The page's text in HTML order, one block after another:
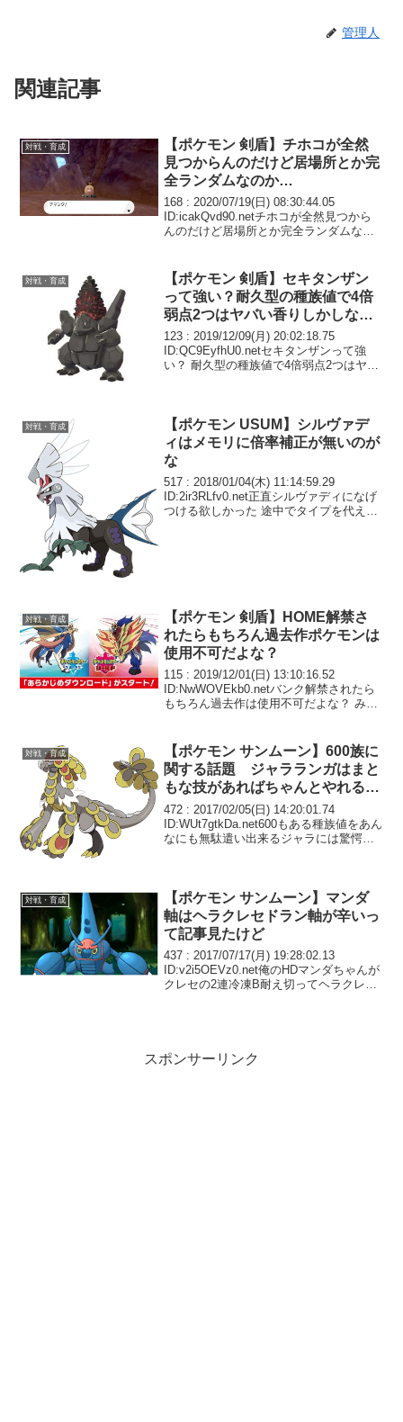
管理人
関連記事
対戦・育成
【ポケモン 剣盾】チホコが全然
見つからんのだけど居場所とか完
全ランダムなのか…
168 : 2020/07/19(日) 08:30:44.05
ID:icakQvd90.netチホコが全然見つから
んのだけど居場所とか完全ランダムなの
対戦・育成
【ポケモン 剣盾】セキタンザン
って強い？耐久型の種族値で4倍
弱点2つはヤバい香りしかしない
けど
123 : 2019/12/09(月) 20:02:18.75
ID:QC9EyfhU0.netセキタンザンって強
い？ 耐久型の種族値で4倍弱点2つはヤバ
対戦・育成
【ポケモン USUM】シルヴァデ
ィはメモリに倍率補正が無いのが
な
517 : 2018/01/04(木) 11:14:59.29
ID:2ir3RLfv0.net正直シルヴァディになげ
つける欲しかった 途中でタイプを代える
対戦・育成
【ポケモン 剣盾】HOME解禁さ
れたらもちろん過去作ポケモンは
使用不可だよな？
115 : 2019/12/01(日) 13:10:16.52
ID:NwWOVEkb0.netバンク解禁されたら
もちろん過去作は使用不可だよな？ みが
対戦・育成
【ポケモン サンムーン】600族に
関する話題 ジャラランガはまと
もな技があればちゃんとやれる種
族値がある？
472 : 2017/02/05(日) 14:20:01.74
ID:WUt7gtkDa.net600もある種族値をあん
なにも無駄遣い出来るジャラには驚愕す
対戦・育成
【ポケモン サンムーン】マンダ
軸はヘラクレセドラン軸が辛いっ
て記事見たけど
437 : 2017/07/17(月) 19:28:02.13
ID:v2i5OEVz0.net俺のHDマンダちゃんが
クレセの2連冷凍B耐え切ってヘラクレセ
スポンサーリンク